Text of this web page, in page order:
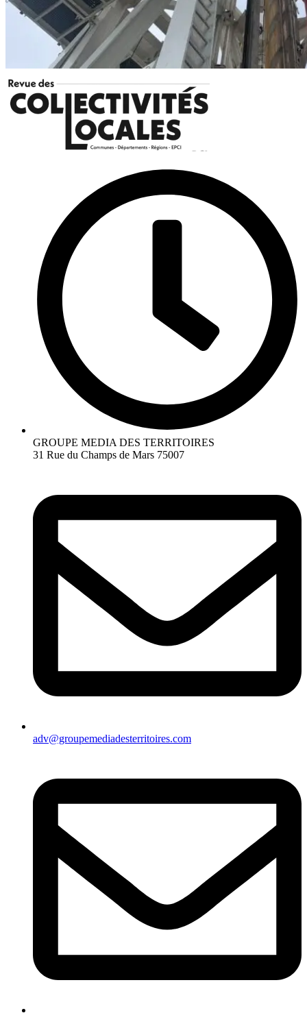
GROUPE MEDIA DES TERRITOIRES
31 Rue du Champs de Mars 75007
adv@groupemediadesterritoires.com